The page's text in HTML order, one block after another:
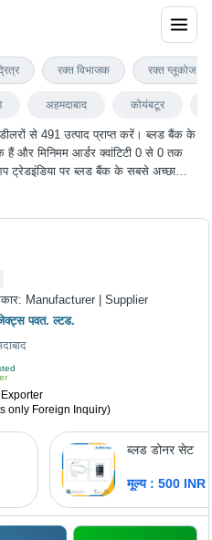
डीलरों से 491 उत्पाद प्राप्त करें। ब्लड बैंक के
और मिनिमम आर्डर क्वांटिटी 0 से 0 तक
ट्रेडइंडिया पर ब्लड बैंक के सबसे अच्छा
बैंक के विकल्प प्रदान करते हैं, जिनमें
अहमदाबाद कोयंबटूर
Manufacturer | Supplier
पवत. ल्टड.
only Foreign Inquiry)
ब्लड डोनर सेट
मूल्य : 500 INR
रक्त विभाजक रक्त ग्लूकोज